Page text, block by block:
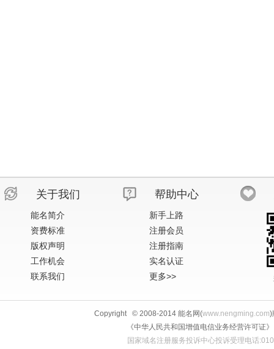
关于我们
能名简介
资费标准
版权声明
工作机会
联系我们
帮助中心
新手上路
注册会员
注册指南
实名认证
更多>>
Copyright © 2008-2014 能名网(www.nengming.com)
《中华人民共和国增值电信业务经营许可
国家域名注册服务投诉中心投诉受理电话